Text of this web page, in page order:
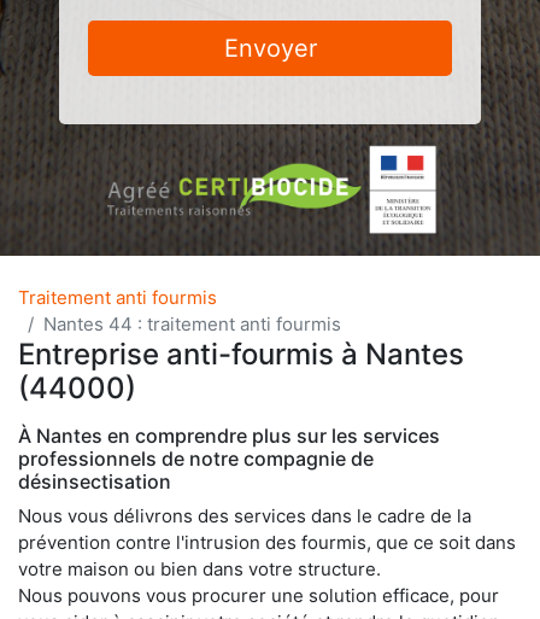
Envoyer
Traitement anti fourmis
Nantes 44 : traitement anti fourmis
Entreprise anti-fourmis à Nantes
(44000)
À Nantes en comprendre plus sur les services
professionnels de notre compagnie de
désinsectisation
Nous vous délivrons des services dans le cadre de la
prévention contre l'intrusion des fourmis, que ce soit dans
votre maison ou bien dans votre structure.
Nous pouvons vous procurer une solution efficace, pour